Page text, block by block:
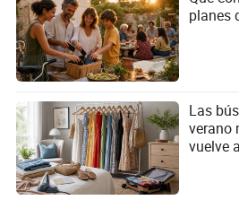
planes
Las
verano
vuelve